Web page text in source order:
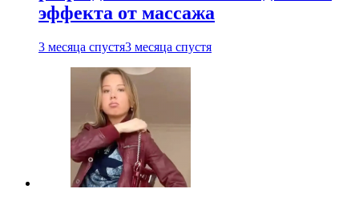
эффекта от массажа
3 месяца спустя3 месяца спустя